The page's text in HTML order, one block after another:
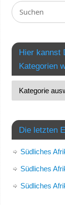
Hier kannst
Kategorien
Die letzten
Südliches
Südliches
Südliches